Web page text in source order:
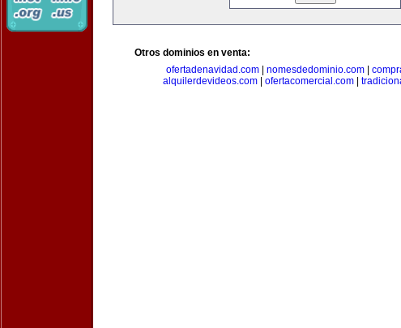
Otros dominios en venta:
ofertadenavidad.com| nomesdedominio.com|
alquilerdevideos.com
ofertacomercial.com